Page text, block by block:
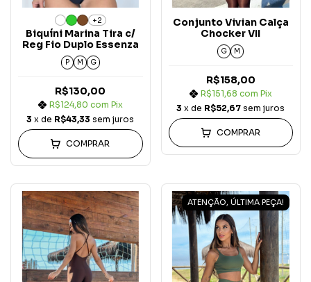
+2
Biquíni Marina Tira c/
Reg Fio Duplo Essenza
P M G
R$130,00
R$124,80 com Pix
3 x de R$43,33 sem juros
COMPRAR
Conjunto Vivian Calça
Chocker VII
G M
R$158,00
R$151,68 com Pix
3 x de R$52,67 sem juros
COMPRAR
ATENÇÃO, ÚLTIMA PEÇA!